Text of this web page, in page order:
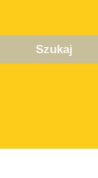
Szukaj